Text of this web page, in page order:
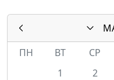
ПН
ВТ СР
1
2